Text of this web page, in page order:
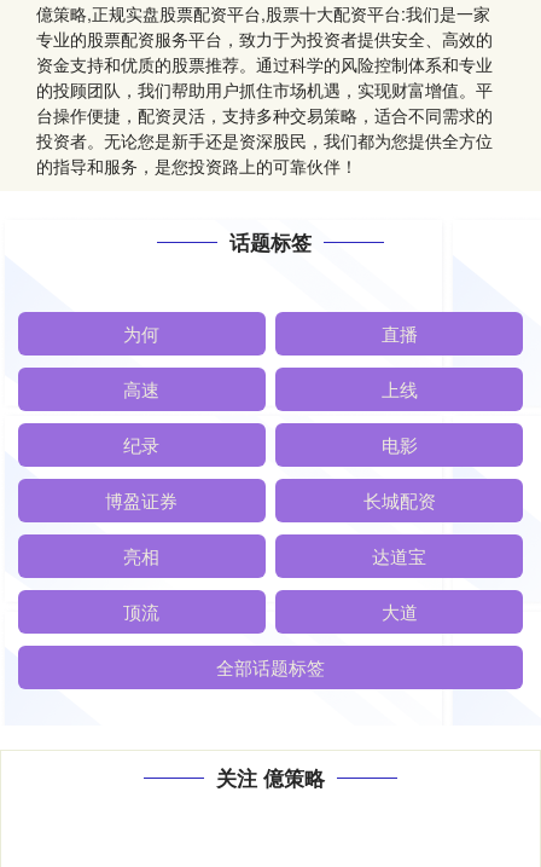
億策略,正规实盘股票配资平台,股票十大配资平台:我们是一家
专业的股票配资服务平台，致力于为投资者提供安全、高效的
资金支持和优质的股票推荐。通过科学的风险控制体系和专业
的投顾团队，我们帮助用户抓住市场机遇，实现财富增值。平
台操作便捷，配资灵活，支持多种交易策略，适合不同需求的
投资者。无论您是新手还是资深股民，我们都为您提供全方位
的指导和服务，是您投资路上的可靠伙伴！
话题标签
为何 直播
高速 上线
纪录 电影
博盈证券 长城配资
亮相 达道宝
顶流 大道
全部话题标签
关注 億策略